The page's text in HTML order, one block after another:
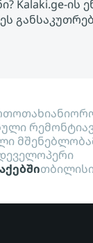
Kalaki.ge-
ეს
რემონტი
მშენებლობა